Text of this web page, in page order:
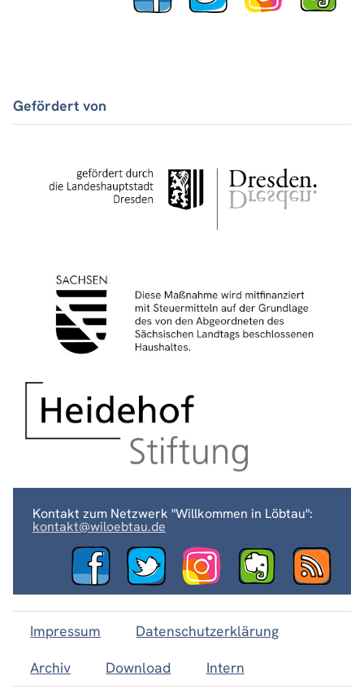
Gefördert von
Kontakt zum Netzwerk "Willkommen in Löbtau":
kontakt@wiloebtau.de
Impressum
Datenschutzerklärung
Archiv
Download Intern